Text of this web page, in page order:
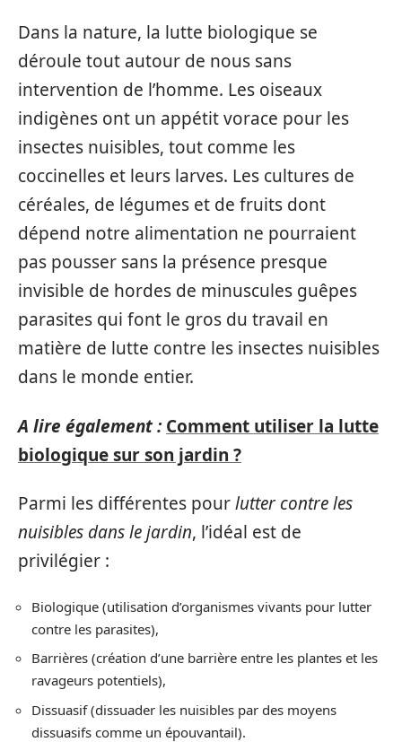
Dans la nature, la lutte biologique se
déroule tout autour de nous sans
intervention de l’homme. Les oiseaux
indigènes ont un appétit vorace pour les
insectes nuisibles, tout comme les
coccinelles et leurs larves. Les cultures de
céréales, de légumes et de fruits dont
dépend notre alimentation ne pourraient
pas pousser sans la présence presque
invisible de hordes de minuscules guêpes
parasites qui font le gros du travail en
matière de lutte contre les insectes nuisibles
dans le monde entier.
A lire également : Comment utiliser la lutte
biologique sur son jardin ?
Parmi les différentes pourlutter contre les
nuisibles dans le jardin, l’idéal est de
privilégier :
Biologique (utilisation d’organismes vivants pour lutter
contre les parasites),
Barrières (création d’une barrière entre les plantes et les
ravageurs potentiels),
Dissuasif (dissuader les nuisibles par des moyens
dissuasifs comme un épouvantail).